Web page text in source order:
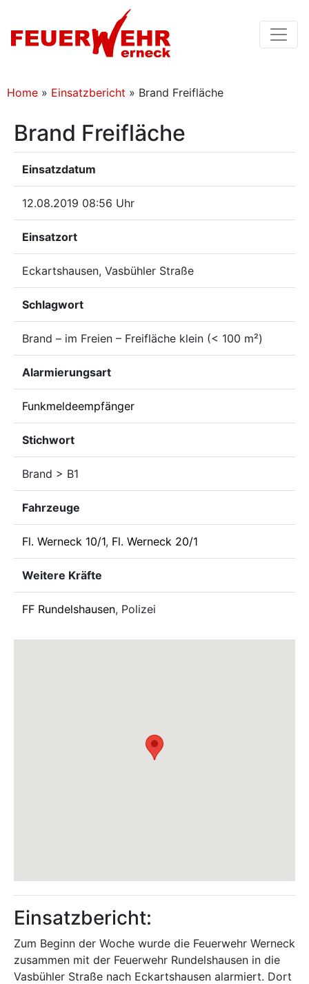
Home » Einsatzbericht » Brand Freifläche
Brand Freifläche
Einsatzdatum
12.08.2019 08:56 Uhr
Einsatzort
Eckartshausen, Vasbühler Straße
Schlagwort
Brand – im Freien – Freifläche klein (< 100 m²)
Alarmierungsart
Funkmeldeempfänger
Stichwort
Brand > B1
Fahrzeuge
Fl. Werneck 10/1, Fl. Werneck 20/1
Weitere Kräfte
FF Rundelshausen, Polizei
Einsatzbericht:
Zum Beginn der Woche wurde die Feuerwehr Werneck
zusammen mit der Feuerwehr Rundelshausen in die
Vasbühler Straße nach Eckartshausen alarmiert. Dort